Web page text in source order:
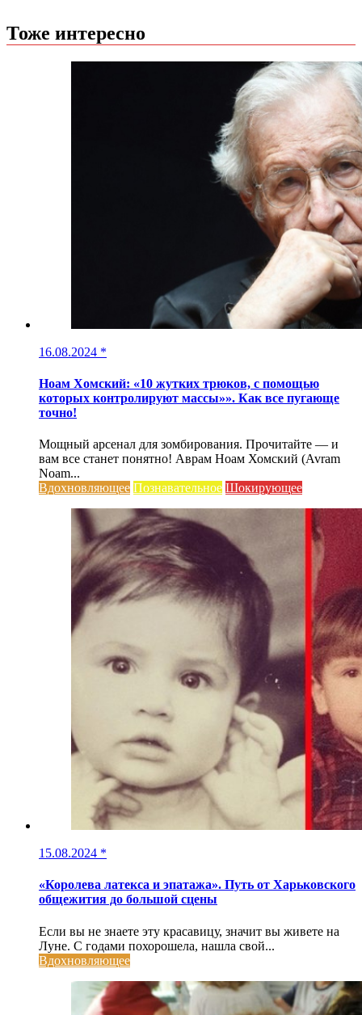
Тоже интересно
16.08.2024 *
Ноам Хомский: «10 жутких трюков, с помощью
которых контролируют массы»». Как все пугающе
точно!
Мощный арсенал для зомбирования. Прочитайте — и
вам все станет понятно! Аврам Ноам Хомский (Avram
Noam...
Вдохновляющее Познавательное Шокирующее
15.08.2024 *
«Королева латекса и эпатажа». Путь от Харьковского
общежития до большой сцены
Если вы не знаете эту красавицу, значит вы живете на
Луне. С годами похорошела, нашла свой...
Вдохновляющее